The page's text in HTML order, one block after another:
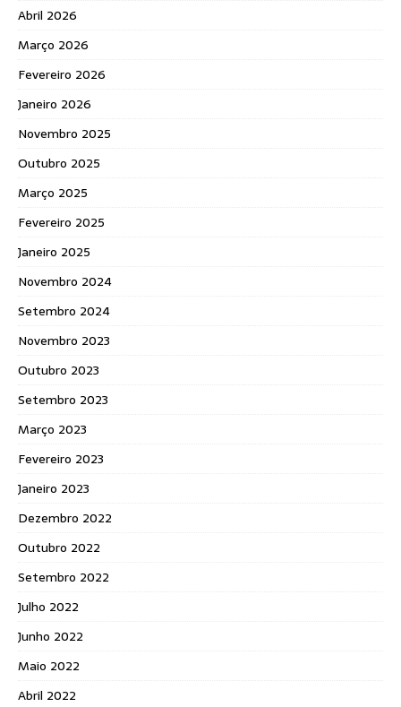
Abril 2026
Março 2026
Fevereiro 2026
Janeiro 2026
Novembro 2025
Outubro 2025
Março 2025
Fevereiro 2025
Janeiro 2025
Novembro 2024
Setembro 2024
Novembro 2023
Outubro 2023
Setembro 2023
Março 2023
Fevereiro 2023
Janeiro 2023
Dezembro 2022
Outubro 2022
Setembro 2022
Julho 2022
Junho 2022
Maio 2022
Abril 2022